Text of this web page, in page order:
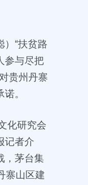
）“扶贫路
参与尽把
贵州丹寨
。
化研究会
记者介
，茅台集
寨山区建